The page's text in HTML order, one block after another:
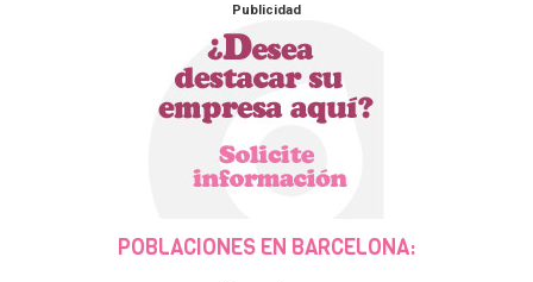
Publicidad
POBLACIONES EN BARCELONA: